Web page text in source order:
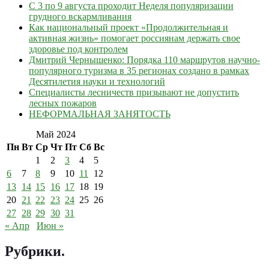
С 3 по 9 августа проходит Неделя популяризации
грудного вскармливания
Как национальный проект «Продолжительная и
активная жизнь» помогает россиянам держать свое
здоровье под контролем
Дмитрий Чернышенко: Порядка 110 маршрутов научно-
популярного туризма в 35 регионах создано в рамках
Десятилетия науки и технологий
Специалисты лесничеств призывают не допустить
лесных пожаров
НЕФОРМАЛЬНАЯ ЗАНЯТОСТЬ
Май 2024
Пн Вт Ср Чт Пт Сб Вс
1
2 3 4
5
6
7 8 9 10 11
12
13 14 15 16 17 18 19
20 21 22 23 24 25 26
27 28 29 30 31
« Апр
Июн »
Рубрики.